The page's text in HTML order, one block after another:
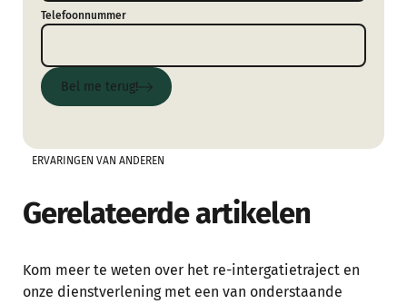
Telefoonnummer
Bel me terug!
Bel me terug!
ERVARINGEN VAN ANDEREN
Gerelateerde artikelen
Kom meer te weten over het re-intergatietraject en
onze dienstverlening met een van onderstaande